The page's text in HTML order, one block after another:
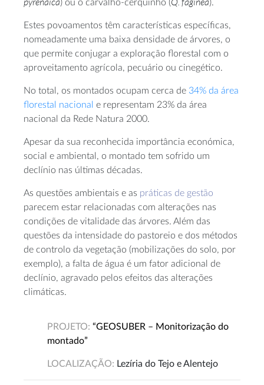
) ou o carvalho-cerquinho ( ).
Estes povoamentos têm características específicas,
nomeadamente uma baixa densidade de árvores, o
que permite conjugar a exploração florestal com o
aproveitamento agrícola, pecuário ou cinegético.
No total, os montados ocupam cerca de 34% da área
florestal nacional e representam 23% da área
nacional da Rede Natura 2000.
Apesar da sua reconhecida importância económica,
social e ambiental, o montado tem sofrido um
declínio nas últimas décadas.
As questões ambientais e as práticas de gestão
parecem estar relacionadas com alterações nas
condições de vitalidade das árvores. Além das
questões da intensidade do pastoreio e dos métodos
de controlo da vegetação (mobilizações do solo, por
exemplo), a falta de água é um fator adicional de
declínio, agravado pelos efeitos das alterações
climáticas.
PROJETO: “GEOSUBER – Monitorização do
montado”
LOCALIZAÇÃO: Lezíria do Tejo e Alentejo